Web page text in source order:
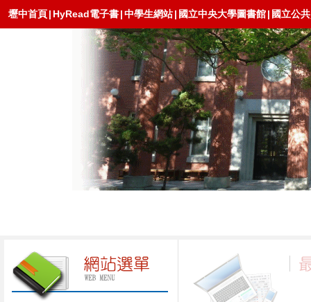
壢中首頁| HyRead電子書|中學生網站| 國立中央大學圖書館| 國立公